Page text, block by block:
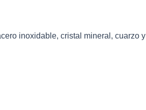
inoxidable, cristal mineral, cuarzo